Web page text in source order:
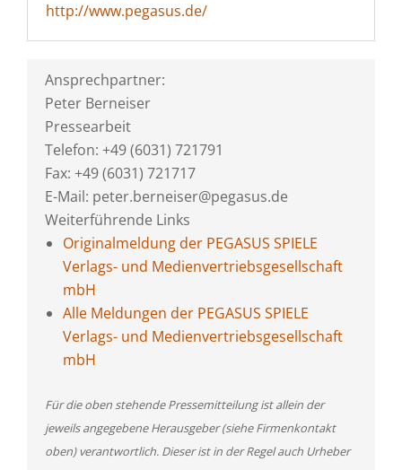
http://www.pegasus.de/
Ansprechpartner:
Peter Berneiser
Pressearbeit
Telefon: +49 (6031) 721791
Fax: +49 (6031) 721717
E-Mail: peter.berneiser@pegasus.de
Weiterführende Links
Originalmeldung der PEGASUS SPIELE
Verlags- und Medienvertriebsgesellschaft
mbH
Alle Meldungen der PEGASUS SPIELE
Verlags- und Medienvertriebsgesellschaft
mbH
Für die oben stehende Pressemitteilung ist allein der
jeweils angegebene Herausgeber (siehe Firmenkontakt
oben) verantwortlich. Dieser ist in der Regel auch Urheber